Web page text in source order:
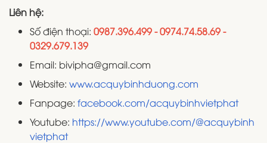
Liên hệ:
Số điện thoại: 0987.396.499 - 0974.74.58.69 -
0329.679.139
Email: bivipha@gmail.com
Website: www.acquybinhduong.com
Fanpage: facebook.com/acquybinhvietphat
Youtube: https://www.youtube.com/@acquybinh
vietphat